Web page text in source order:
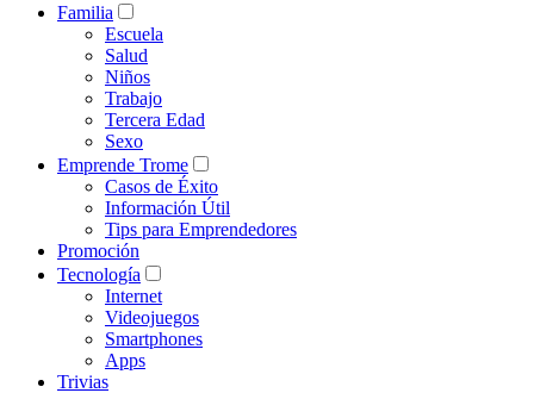
Familia
Escuela
Salud
Niños
Trabajo
Tercera Edad
Sexo
Emprende Trome
Casos de Éxito
Información Útil
Tips para Emprendedores
Promoción
Tecnología
Internet
Videojuegos
Smartphones
Apps
Trivias